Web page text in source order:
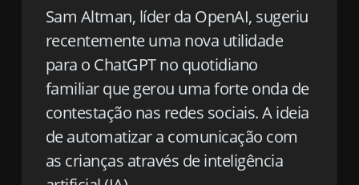
Sam Altman, líder da OpenAI, sugeriu
recentemente uma nova utilidade
para o ChatGPT no quotidiano
familiar que gerou uma forte onda de
contestação nas redes sociais. A ideia
de automatizar a comunicação com
as crianças através de inteligência